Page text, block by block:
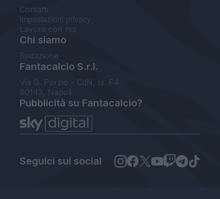
Contatti
Impostazioni privacy
Lavora con noi
Chi siamo
Redazione
Fantacalcio S.r.l.
Via G. Porzio - CdN, Is. F4
80143, Napoli
Pubblicità su Fantacalcio?
Seguici sui social